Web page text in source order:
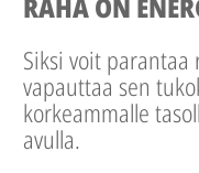
RAHA ON
Siksi voit
vapauttaa sen
korkeammalle
avulla.